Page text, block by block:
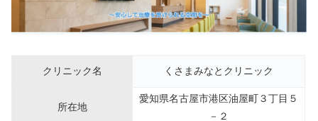
クリニック名 くさまみなとクリニック
所在地
愛知県名古屋市港区油屋町３丁目５
－２